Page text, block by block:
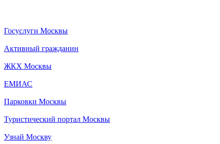
Госуслуги Москвы
Активный гражданин
ЖКХ Москвы
ЕМИАС
Парковки Москвы
Туристический портал Москвы
Узнай Москву